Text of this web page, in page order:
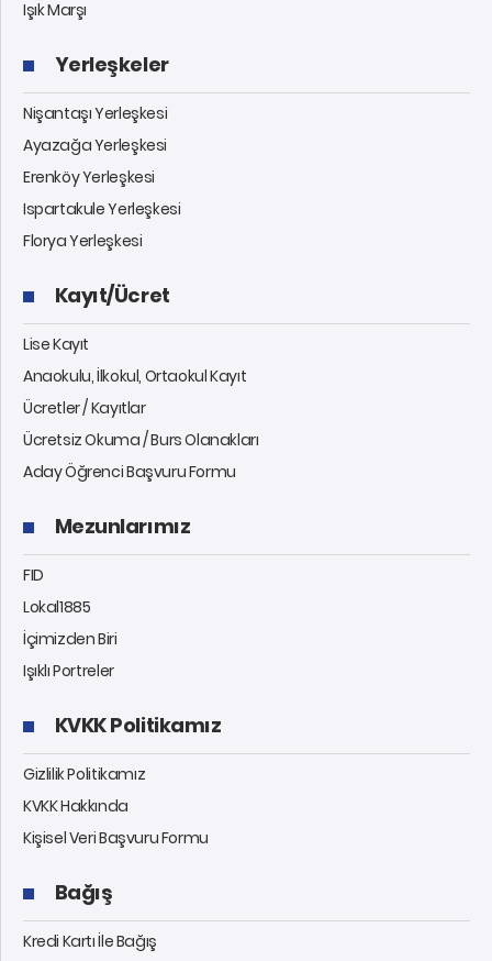
Işık Marşı
Yerleşkeler
Nişantaşı Yerleşkesi
Ayazağa Yerleşkesi
Erenköy Yerleşkesi
Ispartakule Yerleşkesi
Florya Yerleşkesi
Kayıt/Ücret
Lise Kayıt
Anaokulu, İlkokul, Ortaokul Kayıt
Ücretler / Kayıtlar
Ücretsiz Okuma / Burs Olanakları
Aday Öğrenci Başvuru Formu
Mezunlarımız
FID
Lokal1885
İçimizden Biri
Işıklı Portreler
KVKK Politikamız
Gizlilik Politikamız
KVKK Hakkında
Kişisel Veri Başvuru Formu
Bağış
Kredi Kartı İle Bağış